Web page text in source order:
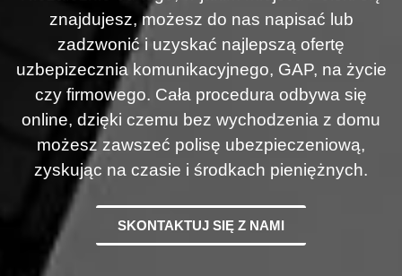
znajdujesz, możesz do nas napisać lub
zadzwonić i uzyskać najlepszą ofertę
uzbepizecznia komunikacyjnego, GAP, na życie
czy firmowego. Cała procedura odbywa się
online, dzięki czemu bez wychodzenia z domu
możesz zawszeć polisę ubezpieczeniową,
zyskując na czasie i środkach pieniężnych.
SKONTAKTUJ SIĘ Z NAMI